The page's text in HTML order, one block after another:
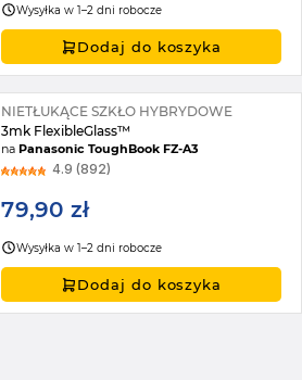
Wysyłka w 1–2 dni robocze
Dodaj do koszyka
NIETŁUKĄCE SZKŁO HYBRYDOWE
3mk FlexibleGlass™
naPanasonic ToughBook FZ-A3
4.9 (892)
79,90 zł
Wysyłka w 1–2 dni robocze
Dodaj do koszyka